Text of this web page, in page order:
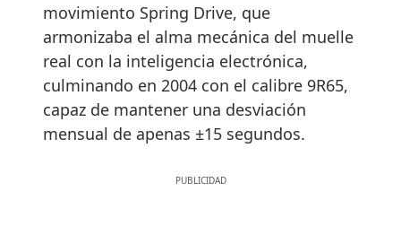
movimiento Spring Drive, que
armonizaba el alma mecánica del muelle
real con la inteligencia electrónica,
culminando en 2004 con el calibre 9R65,
capaz de mantener una desviación
mensual de apenas ±15 segundos.